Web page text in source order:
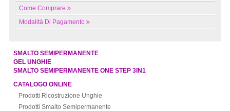
Come Comprare
Modalità Di Pagamento
SMALTO SEMIPERMANENTE
GEL UNGHIE
SMALTO SEMIPERMANENTE ONE STEP 3IN1
CATALOGO ONLINE
Prodotti Ricostruzione Unghie
Prodotti Smalto Semipermanente